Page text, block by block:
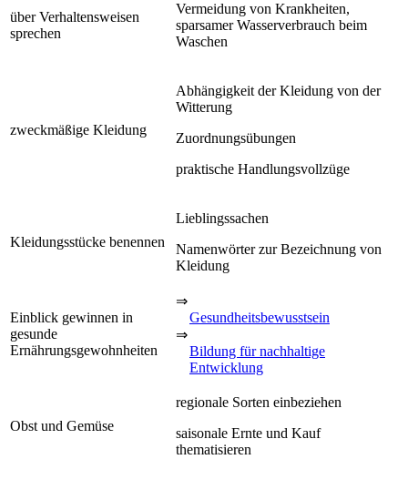
über Verhaltensweisen
sprechen
Vermeidung von Krankheiten,
sparsamer Wasserverbrauch beim
Waschen
zweckmäßige Kleidung
Abhängigkeit der Kleidung von der
Witterung
Zuordnungsübungen
praktische Handlungsvollzüge
Kleidungsstücke benennen
Lieblingssachen
Namenwörter zur Bezeichnung von
Kleidung
Einblick gewinnen in
gesunde
Ernährungsgewohnheiten
⇒
Gesundheitsbewusstsein
⇒
Bildung für nachhaltige
Entwicklung
Obst und Gemüse
regionale Sorten einbeziehen
saisonale Ernte und Kauf
thematisieren